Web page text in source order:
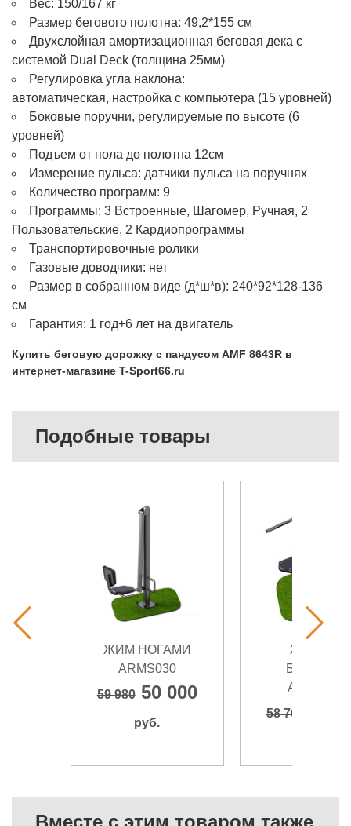
Вес: 150/167 кг
Размер бегового полотна: 49,2*155 см
Двухслойная амортизационная беговая дека с
системой Dual Deck (толщина 25мм)
Регулировка угла наклона:
автоматическая, настройка с компьютера (15 уровней)
Боковые поручни, регулируемые по высоте (6
уровней)
Подъем от пола до полотна 12см
Измерение пульса: датчики пульса на поручнях
Количество программ: 9
Программы: 3 Встроенные, Шагомер, Ручная, 2
Пользовательские, 2 Кардиопрограммы
Транспортировочные ролики
Газовые доводчики: нет
Размер в собранном виде (д*ш*в): 240*92*128-136
см
Гарантия: 1 год+6 лет на двигатель
Купить беговую дорожку с пандусом AMF 8643R в
интернет-магазине T-Sport66.ru
Подобные товары
ЖИМ НОГАМИ
ARMS030
59 98050 000
руб.
ЖИМ НА
БРУСЬЯХ
ARMS055
58 760
Вместе с этим товаром также